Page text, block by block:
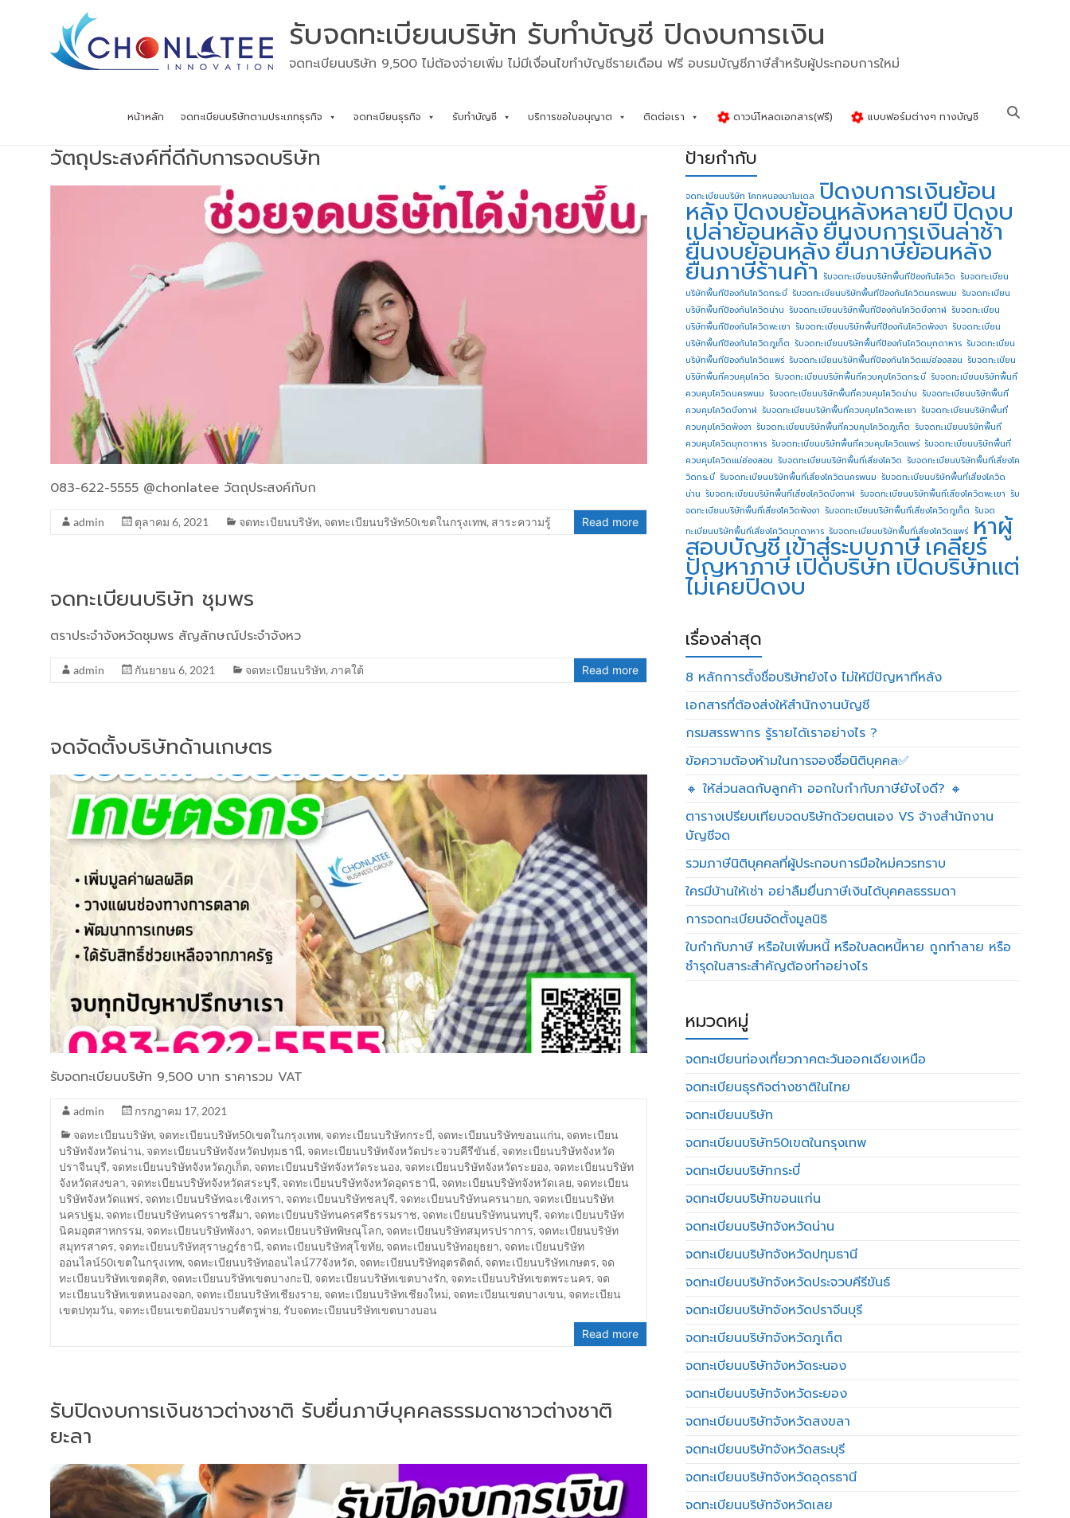
รับจดทะเบียนบริษัท รับทำบัญชี ปิดงบการเงิน
จดทะเบียนบริษัท 9,500 ไม่ต้องจ่ายเพิ่ม ไม่มีเงื่อนไขทำบัญชีรายเดือน ฟรี อบรมบัญชีภาษีสำหรับผู้ประกอบการใหม่
หน้าหลัก จดทะเบียนบริษัทตามประเภทธุรกิจ จดทะเบียนธุรกิจ รับทำบัญชี บริการขอใบอนุญาต ติดต่อเรา ดาวน์โหลดเอกสาร(ฟรี) แบบฟอร์มต่างๆ ทางบัญชี
วัตถุประสงค์ที่ดีกับการจดบริษัท
083-622-5555 @chonlatee วัตถุประสงค์กับก
admin ตุลาคม 6, 2021 จดทะเบียนบริษัท, จดทะเบียนบริษัท50เขตในกรุงเทพ, สาระความรู้ Read more
จดทะเบียนบริษัท ชุมพร
ตราประจำจังหวัดชุมพร สัญลักษณ์ประจำจังหว
admin กันยายน 6, 2021 จดทะเบียนบริษัท, ภาคใต้ Read more
จดจัดตั้งบริษัทด้านเกษตร
รับจดทะเบียนบริษัท 9,500 บาท ราคารวม VAT
admin
กรกฎาคม 17, 2021
จดทะเบียนบริษัท, จดทะเบียนบริษัท50เขตในกรุงเทพ, จดทะเบียนบริษัทกระบี่, จดทะเบียนบริษัทขอนแก่น, จดทะเบียน
บริษัทจังหวัดน่าน, จดทะเบียนบริษัทจังหวัดปทุมธานี, จดทะเบียนบริษัทจังหวัดประจวบคีรีขันธ์, จดทะเบียนบริษัทจังหวัด
ปราจีนบุรี, จดทะเบียนบริษัทจังหวัดภูเก็ต, จดทะเบียนบริษัทจังหวัดระนอง, จดทะเบียนบริษัทจังหวัดระยอง, จดทะเบียนบริษัท
จังหวัดสงขลา, จดทะเบียนบริษัทจังหวัดสระบุรี, จดทะเบียนบริษัทจังหวัดอุดรธานี, จดทะเบียนบริษัทจังหวัดเลย, จดทะเบียน
บริษัทจังหวัดแพร่, จดทะเบียนบริษัทฉะเชิงเทรา, จดทะเบียนบริษัทชลบุรี, จดทะเบียนบริษัทนครนายก, จดทะเบียนบริษัท
นครปฐม, จดทะเบียนบริษัทนครราชสีมา, จดทะเบียนบริษัทนครศรีธรรมราช, จดทะเบียนบริษัทนนทบุรี, จดทะเบียนบริษัท
นิคมอุตสาหกรรม, จดทะเบียนบริษัทพังงา, จดทะเบียนบริษัทพิษณุโลก, จดทะเบียนบริษัทสมุทรปราการ, จดทะเบียนบริษัท
สมุทรสาคร, จดทะเบียนบริษัทสุราษฎร์ธานี, จดทะเบียนบริษัทสุโขทัย, จดทะเบียนบริษัทอยุธยา, จดทะเบียนบริษัท
ออนไลน์50เขตในกรุงเทพ, จดทะเบียนบริษัทออนไลน์77จังหวัด, จดทะเบียนบริษัทอุตรดิตถ์, จดทะเบียนบริษัทเกษตร, จด
ทะเบียนบริษัทเขตดุสิต, จดทะเบียนบริษัทเขตบางกะปิ, จดทะเบียนบริษัทเขตบางรัก, จดทะเบียนบริษัทเขตพระนคร, จด
ทะเบียนบริษัทเขตหนองจอก, จดทะเบียนบริษัทเชียงราย, จดทะเบียนบริษัทเชียงใหม่, จดทะเบียนเขตบางเขน, จดทะเบียน
เขตปทุมวัน, จดทะเบียนเขตป้อมปราบศัตรูพ่าย, รับจดทะเบียนบริษัทเขตบางบอน
Read more
รับปิดงบการเงินชาวต่างชาติ รับยื่นภาษีบุคคลธรรมดาชาวต่างชาติ
ยะลา
ป้ายกำกับ
จดทะเบียนบริษัท โคกหนองนาโมเดล ปิดงบการเงินย้อน
หลังปิดงบย้อนหลังหลายปี ปิดงบ
เปล่าย้อนหลังยื่นงบการเงินล่าช้า
ยื่นงบย้อนหลังยื่นภาษีย้อนหลัง
ยื่นภาษีร้านค้า รับจดทะเบียนบริษัทพื้นทีป้องกันโควิด รับจดทะเบียน
บริษัทพื้นทีป้องกันโควิดกระบี่ รับจดทะเบียนบริษัทพื้นทีป้องกันโควิดนครพนม รับจดทะเบียน
บริษัทพื้นทีป้องกันโควิดน่าน รับจดทะเบียนบริษัทพื้นทีป้องกันโควิดบึงกาฬ รับจดทะเบียน
บริษัทพื้นทีป้องกันโควิดพะเยา รับจดทะเบียนบริษัทพื้นทีป้องกันโควิดพังงา รับจดทะเบียน
บริษัทพื้นทีป้องกันโควิดภูเก็ต รับจดทะเบียนบริษัทพื้นทีป้องกันโควิดมุกดาหาร รับจดทะเบียน
บริษัทพื้นทีป้องกันโควิดแพร่ รับจดทะเบียนบริษัทพื้นทีป้องกันโควิดแม่ฮ่องสอน รับจดทะเบียน
บริษัทพื้นที่ควบคุมโควิด รับจดทะเบียนบริษัทพื้นที่ควบคุมโควิดกระบี่ รับจดทะเบียนบริษัทพื้นที่
ควบคุมโควิดนครพนม รับจดทะเบียนบริษัทพื้นที่ควบคุมโควิดน่าน รับจดทะเบียนบริษัทพื้นที่
ควบคุมโควิดบึงกาฬ รับจดทะเบียนบริษัทพื้นที่ควบคุมโควิดพะเยา รับจดทะเบียนบริษัทพื้นที่
ควบคุมโควิดพังงา รับจดทะเบียนบริษัทพื้นที่ควบคุมโควิดภูเก็ต รับจดทะเบียนบริษัทพื้นที่
ควบคุมโควิดมุกดาหาร รับจดทะเบียนบริษัทพื้นที่ควบคุมโควิดแพร่ รับจดทะเบียนบริษัทพื้นที่
ควบคุมโควิดแม่ฮ่องสอน รับจดทะเบียนบริษัทพื้นที่เสี่ยงโควิด รับจดทะเบียนบริษัทพื้นที่เสี่ยงโค
วิดกระบี่ รับจดทะเบียนบริษัทพื้นที่เสี่ยงโควิดนครพนม รับจดทะเบียนบริษัทพื้นที่เสี่ยงโควิด
น่าน รับจดทะเบียนบริษัทพื้นที่เสี่ยงโควิดบึงกาฬ รับจดทะเบียนบริษัทพื้นที่เสี่ยงโควิดพะเยา รับ
จดทะเบียนบริษัทพื้นที่เสี่ยงโควิดพังงา รับจดทะเบียนบริษัทพื้นที่เสี่ยงโควิดภูเก็ต รับจด
ทะเบียนบริษัทพื้นที่เสี่ยงโควิดมุกดาหาร รับจดทะเบียนบริษัทพื้นที่เสี่ยงโควิดแพร่ หาผู้
สอบบัญชี เข้าสู่ระบบภาษี เคลียร์
ปัญหาภาษีเปิดบริษัทเปิดบริษัทแต่
ไม่เคยปิดงบ
เรื่องล่าสุด
8 หลักการตั้งชื่อบริษัทยังไง ไม่ให้มีปัญหาทีหลัง
เอกสารที่ต้องส่งให้สำนักงานบัญชี
กรมสรรพากร รู้รายได้เราอย่างไร ?
ข้อความต้องห้ามในการจองชื่อนิติบุคคล✅
🔸 ให้ส่วนลดกับลูกค้า ออกใบกำกับภาษียังไงดี? 🔸
ตารางเปรียบเทียบจดบริษัทด้วยตนเอง VS จ้างสำนักงาน
บัญชีจด
รวมภาษีนิติบุคคลที่ผู้ประกอบการมือใหม่ควรทราบ
ใครมีบ้านให้เช่า อย่าลืมยื่นภาษีเงินได้บุคคลธรรมดา
การจดทะเบียนจัดตั้งมูลนิธิ
ใบกำกับภาษี หรือใบเพิ่มหนี้ หรือใบลดหนี้หาย ถูกทำลาย หรือ
ชำรุดในสาระสำคัญต้องทำอย่างไร
หมวดหมู่
จดทะเบียนท่องเที่ยวภาคตะวันออกเฉียงเหนือ
จดทะเบียนธุรกิจต่างชาติในไทย
จดทะเบียนบริษัท
จดทะเบียนบริษัท50เขตในกรุงเทพ
จดทะเบียนบริษัทกระบี่
จดทะเบียนบริษัทขอนแก่น
จดทะเบียนบริษัทจังหวัดน่าน
จดทะเบียนบริษัทจังหวัดปทุมธานี
จดทะเบียนบริษัทจังหวัดประจวบคีรีขันธ์
จดทะเบียนบริษัทจังหวัดปราจีนบุรี
จดทะเบียนบริษัทจังหวัดภูเก็ต
จดทะเบียนบริษัทจังหวัดระนอง
จดทะเบียนบริษัทจังหวัดระยอง
จดทะเบียนบริษัทจังหวัดสงขลา
จดทะเบียนบริษัทจังหวัดสระบุรี
จดทะเบียนบริษัทจังหวัดอุดรธานี
จดทะเบียนบริษัทจังหวัดเลย